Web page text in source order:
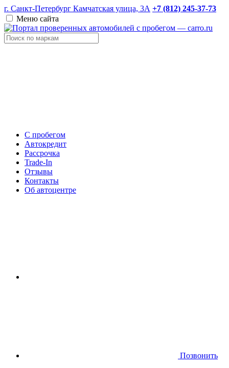
г. Санкт-Петербург Камчатская улица, 3А +7 (812) 245-37-73
Меню сайта
С пробегом
Автокредит
Рассрочка
Trade-In
Отзывы
Контакты
Об автоцентре
Позвонить